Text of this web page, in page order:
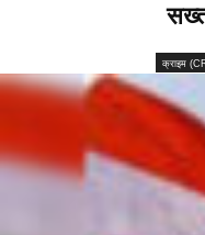
क्राइम